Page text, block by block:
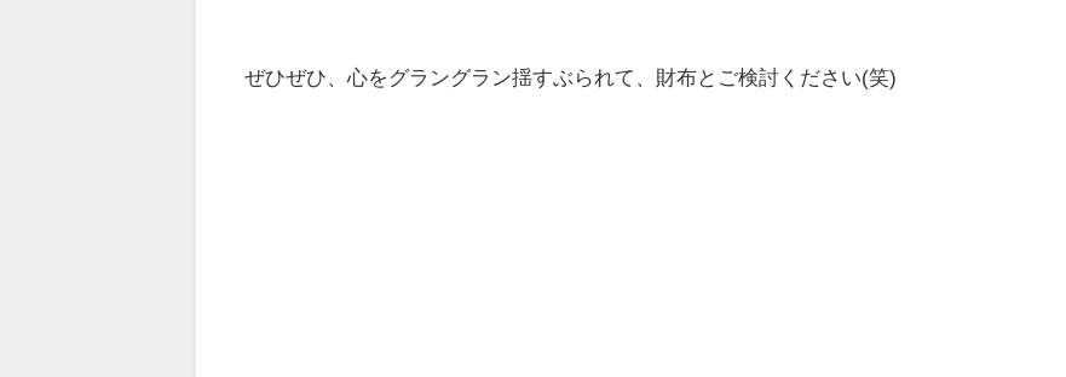
ぜひぜひ、心をグラングラン揺すぶられて、財布とご検討ください(笑)